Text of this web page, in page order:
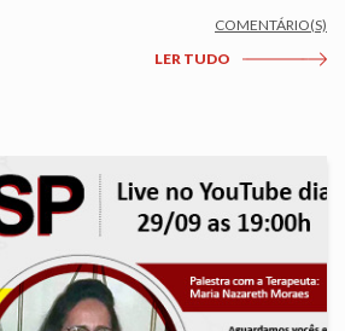
COMENTÁRIO(S)
LER TUDO